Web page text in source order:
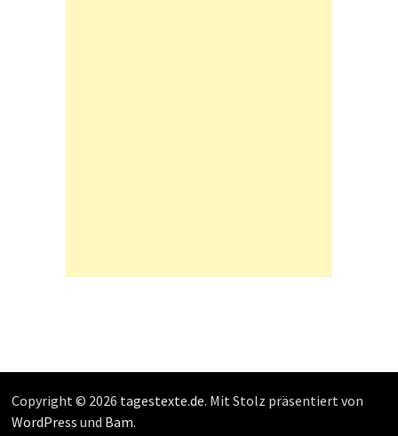
Copyright © 2026 tagestexte.de. Mit Stolz präsentiert von
WordPress und Bam.